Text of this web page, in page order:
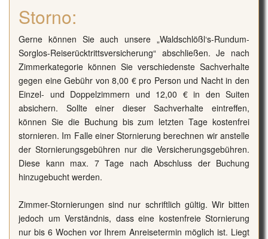
Storno:
Gerne können Sie auch unsere „Waldschlößl‘s-Rundum-
Sorglos-Reiserücktrittsversicherung“ abschließen. Je nach
Zimmerkategorie können Sie verschiedenste Sachverhalte
gegen eine Gebühr von 8,00 € pro Person und Nacht in den
Einzel- und Doppelzimmern und 12,00 € in den Suiten
absichern. Sollte einer dieser Sachverhalte eintreffen,
können Sie die Buchung bis zum letzten Tage kostenfrei
stornieren. Im Falle einer Stornierung berechnen wir anstelle
der Stornierungsgebühren nur die Versicherungsgebühren.
Diese kann max. 7 Tage nach Abschluss der Buchung
hinzugebucht werden.
Zimmer-Stornierungen sind nur schriftlich gültig. Wir bitten
jedoch um Verständnis, dass eine kostenfreie Stornierung
nur bis 6 Wochen vor Ihrem Anreisetermin möglich ist. Liegt